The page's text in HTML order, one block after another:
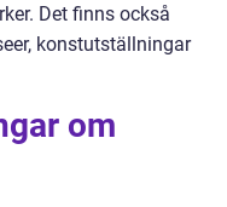
Det finns också
konstutställningar
om